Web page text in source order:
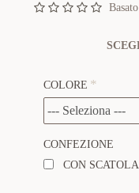
COLORE
CONFEZIONE
CON SCATOLA